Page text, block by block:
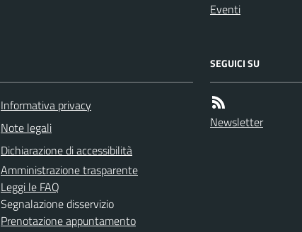
Eventi
Informativa privacy
Note legali
Dichiarazione di accessibilità
Amministrazione trasparente
Leggi le FAQ
Segnalazione disservizio
Prenotazione appuntamento
SEGUICI SU
Newsletter